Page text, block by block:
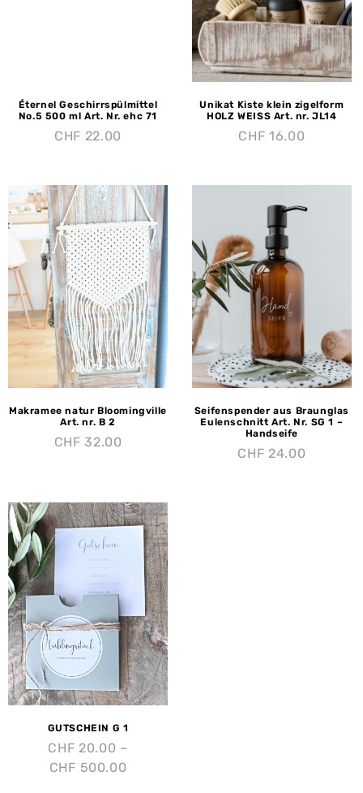
Éternel Geschirrspülmittel
No.5 500 ml Art. Nr. ehc 71
CHF 22.00
Unikat Kiste klein zigelform
HOLZ WEISS Art. nr. JL14
CHF 16.00
Makramee natur Bloomingville
Art. nr. B 2
CHF 32.00
Seifenspender aus Braunglas
Eulenschnitt Art. Nr. SG 1 –
Handseife
CHF 24.00
GUTSCHEIN G 1
CHF 20.00 –
CHF 500.00